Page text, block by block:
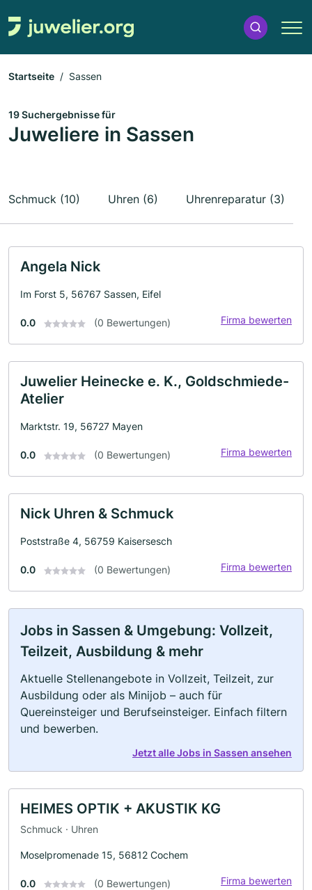
Startseite Sassen
19 Suchergebnisse für
Juweliere in Sassen
Schmuck (10) Uhren (6) Uhrenreparatur (3)
Angela Nick
Im Forst 5, 56767 Sassen, Eifel
0.0 (0 Bewertungen) Firma bewerten
Juwelier Heinecke e. K., Goldschmiede-
Atelier
Marktstr. 19, 56727 Mayen
0.0 (0 Bewertungen) Firma bewerten
Nick Uhren & Schmuck
Poststraße 4, 56759 Kaisersesch
0.0 (0 Bewertungen) Firma bewerten
Jobs in Sassen & Umgebung: Vollzeit,
Teilzeit, Ausbildung & mehr
Aktuelle Stellenangebote in Vollzeit, Teilzeit, zur
Ausbildung oder als Minijob – auch für
Quereinsteiger und Berufseinsteiger. Einfach filtern
und bewerben.
Jetzt alle Jobs in Sassen ansehen
HEIMES OPTIK + AKUSTIK KG
Schmuck · Uhren
Moselpromenade 15, 56812 Cochem
0.0 (0 Bewertungen) Firma bewerten